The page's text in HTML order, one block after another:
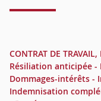
CONTRAT DE
Résiliation anticipée -
Dommages-intérêts -
Indemnisation